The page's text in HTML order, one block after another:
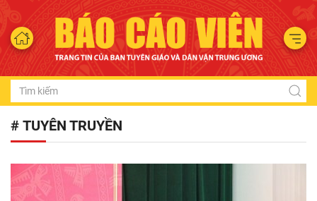
# TUYÊN TRUYỀN